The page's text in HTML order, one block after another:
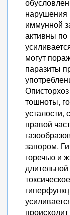
иммунной
активны по
могут
паразиты
тошноты,
усталости,
правой
запором.
горечью и